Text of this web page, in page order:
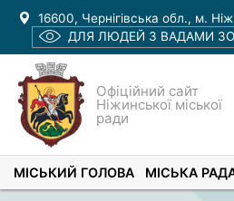
16600, Чернігівська обл., м.
ДЛЯ ЛЮДЕЙ З ВАДАМИ
Офіційний сайт
Ніжинської міської
ради
МІСЬКИЙ ГОЛОВА МІСЬКА